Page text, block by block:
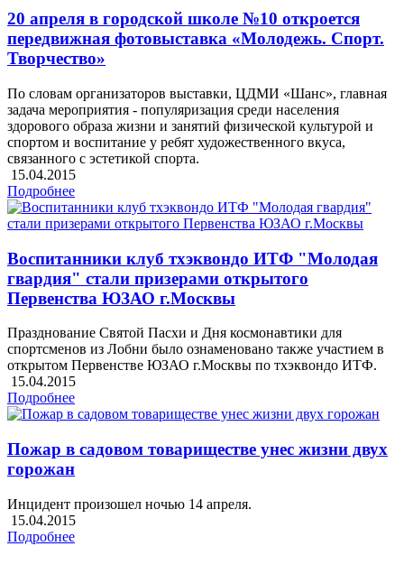
20 апреля в городской школе №10 откроется
передвижная фотовыставка «Молодежь. Спорт.
Творчество»
По словам организаторов выставки, ЦДМИ «Шанс», главная
задача мероприятия - популяризация среди населения
здорового образа жизни и занятий физической культурой и
спортом и воспитание у ребят художественного вкуса,
связанного с эстетикой спорта.
15.04.2015
Подробнее
Воспитанники клуб тхэквондо ИТФ "Молодая
гвардия" стали призерами открытого
Первенства ЮЗАО г.Москвы
Празднование Святой Пасхи и Дня космонавтики для
спортсменов из Лобни было ознаменовано также участием в
открытом Первенстве ЮЗАО г.Москвы по тхэквондо ИТФ.
15.04.2015
Подробнее
Пожар в садовом товариществе унес жизни двух
горожан
Инцидент произошел ночью 14 апреля.
15.04.2015
Подробнее